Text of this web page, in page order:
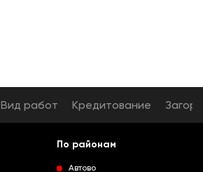
Вид работ Кредитование
По районам
Автово